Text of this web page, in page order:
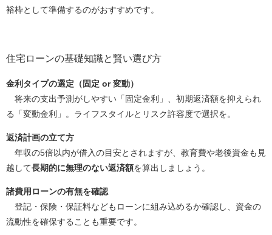
裕枠として準備するのがおすすめです。
住宅ローンの基礎知識と賢い選び方
金利タイプの選定（固定 or 変動）
将来の支出予測がしやすい「固定金利」、初期返済額を抑えられ
る「変動金利」。ライフスタイルとリスク許容度で選択を。
返済計画の立て方
年収の5倍以内が借入の目安とされますが、教育費や老後資金も見
越して長期的に無理のない返済額を算出しましょう。
諸費用ローンの有無を確認
登記・保険・保証料などもローンに組み込めるか確認し、資金の
流動性を確保することも重要です。